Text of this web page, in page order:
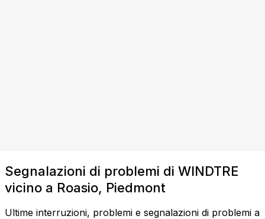
Segnalazioni di problemi di WINDTRE
vicino a Roasio, Piedmont
Ultime interruzioni, problemi e segnalazioni di problemi a